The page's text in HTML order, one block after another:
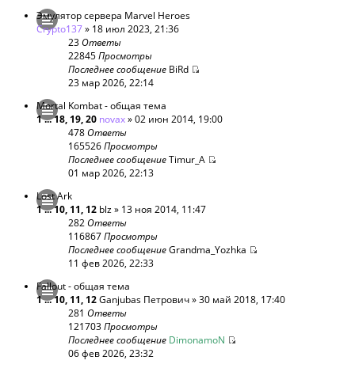
Эмулятор сервера Marvel Heroes
Crypto137» 18 июл 2023, 21:36
23Ответы
22845Просмотры
Последнее сообщение BiRd
23 мар 2026, 22:14
Mortal Kombat - общая тема
1...18, 19,20 novax» 02 июн 2014, 19:00
478Ответы
165526Просмотры
Последнее сообщениеTimur_A
01 мар 2026, 22:13
Lost Ark
1...10, 11, 12 blz» 13 ноя 2014, 11:47
282Ответы
116867Просмотры
Последнее сообщениеGrandma_Yozhka
11 фев 2026, 22:33
Fallout - общая тема
1...10, 11, 12Ganjubas Петрович» 30 май 2018, 17:40
281 Ответы
121703Просмотры
Последнее сообщение DimonamoN
06 фев 2026, 23:32